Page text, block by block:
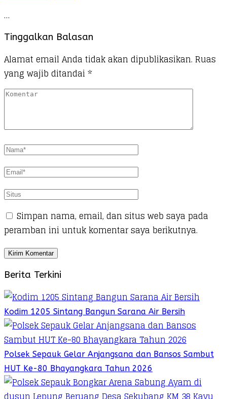
…
Tinggalkan Balasan
Alamat email Anda tidak akan dipublikasikan. Ruas
yang wajib ditandai *
Simpan nama, email, dan situs web saya pada
peramban ini untuk komentar saya berikutnya.
Berita Terkini
Kodim 1205 Sintang Bangun Sarana Air Bersih
Polsek Sepauk Gelar Anjangsana dan Bansos Sambut
HUT Ke-80 Bhayangkara Tahun 2026